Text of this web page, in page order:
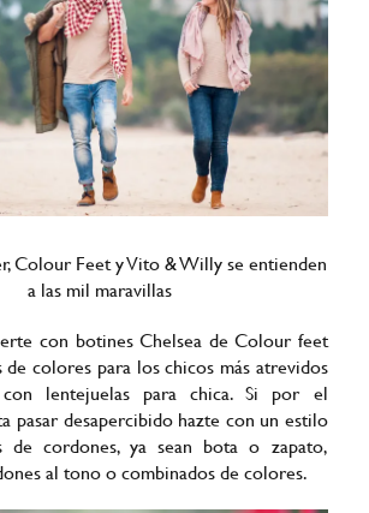
Colour Feet y Vito & Willy se entienden
a las mil maravillas
con botines Chelsea de Colour feet
colores para los chicos más atrevidos
lentejuelas para chica. Si por el
pasar desapercibido hazte con un estilo
de cordones, ya sean bota o zapato,
al tono o combinados de colores.